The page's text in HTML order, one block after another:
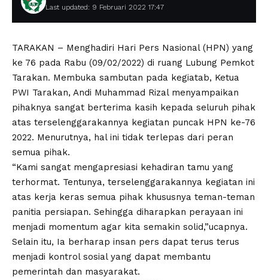
Last updated: 9 Februari 2022 17:47
TARAKAN – Menghadiri Hari Pers Nasional (HPN) yang
ke 76 pada Rabu (09/02/2022) di ruang Lubung Pemkot
Tarakan. Membuka sambutan pada kegiatab, Ketua
PWI Tarakan, Andi Muhammad Rizal menyampaikan
pihaknya sangat berterima kasih kepada seluruh pihak
atas terselenggarakannya kegiatan puncak HPN ke-76
2022. Menurutnya, hal ini tidak terlepas dari peran
semua pihak.
“Kami sangat mengapresiasi kehadiran tamu yang
terhormat. Tentunya, terselenggarakannya kegiatan ini
atas kerja keras semua pihak khususnya teman-teman
panitia persiapan. Sehingga diharapkan perayaan ini
menjadi momentum agar kita semakin solid,”ucapnya.
Selain itu, Ia berharap insan pers dapat terus terus
menjadi kontrol sosial yang dapat membantu
pemerintah dan masyarakat.